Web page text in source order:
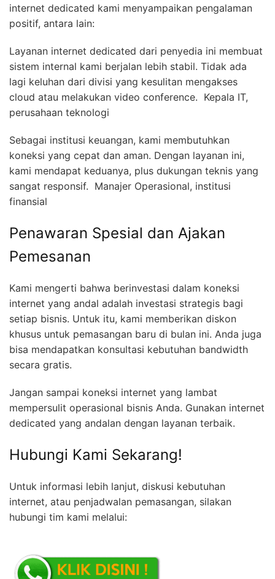
internet dedicated kami menyampaikan pengalaman
positif, antara lain:
Layanan internet dedicated dari penyedia ini membuat
sistem internal kami berjalan lebih stabil. Tidak ada
lagi keluhan dari divisi yang kesulitan mengakses
cloud atau melakukan video conference.  Kepala IT,
perusahaan teknologi
Sebagai institusi keuangan, kami membutuhkan
koneksi yang cepat dan aman. Dengan layanan ini,
kami mendapat keduanya, plus dukungan teknis yang
sangat responsif.  Manajer Operasional, institusi
finansial
Penawaran Spesial dan Ajakan
Pemesanan
Kami mengerti bahwa berinvestasi dalam koneksi
internet yang andal adalah investasi strategis bagi
setiap bisnis. Untuk itu, kami memberikan diskon
khusus untuk pemasangan baru di bulan ini. Anda juga
bisa mendapatkan konsultasi kebutuhan bandwidth
secara gratis.
Jangan sampai koneksi internet yang lambat
mempersulit operasional bisnis Anda. Gunakan internet
dedicated yang andalan dengan layanan terbaik.
Hubungi Kami Sekarang!
Untuk informasi lebih lanjut, diskusi kebutuhan
internet, atau penjadwalan pemasangan, silakan
hubungi tim kami melalui: